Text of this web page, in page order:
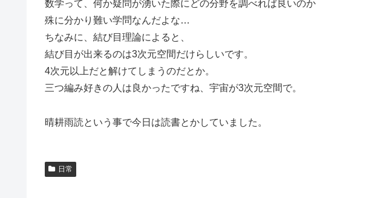
数学って、何か疑問が湧いた際にどの分野を調べれば良いのか
殊に分かり難い学問なんだよな…
ちなみに、結び目理論によると、
結び目が出来るのは3次元空間だけらしいです。
4次元以上だと解けてしまうのだとか。
三つ編み好きの人は良かったですね、宇宙が3次元空間で。
晴耕雨読という事で今日は読書とかしていました。
日常